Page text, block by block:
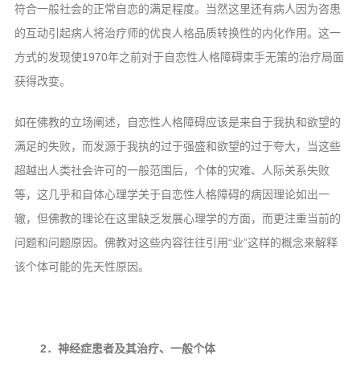
符合一般社会的正常自恋的满足程度。当然这里还有病人因为咨患
的互动引起病人将治疗师的优良人格品质转换性的内化作用。这一
方式的发现使1970年之前对于自恋性人格障碍束手无策的治疗局面
获得改变。
如在佛教的立场阐述，自恋性人格障碍应该是来自于我执和欲望的
满足的失败，而发源于我执的过于强盛和欲望的过于夸大，当这些
超越出人类社会许可的一般范围后，个体的灾难、人际关系失败
等，这几乎和自体心理学关于自恋性人格障碍的病因理论如出一
辙，但佛教的理论在这里缺乏发展心理学的方面，而更注重当前的
问题和问题原因。佛教对这些内容往往引用“业”这样的概念来解释
该个体可能的先天性原因。
2．神经症患者及其治疗、一般个体